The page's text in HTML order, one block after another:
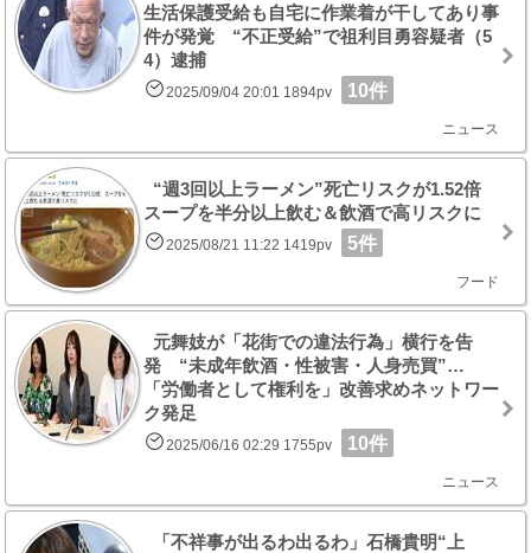
生活保護受給も自宅に作業着が干してあり事
件が発覚 “不正受給”で祖利目勇容疑者（5
4）逮捕
2025/09/04 20:01 1894pv 10件
ニュース
“週3回以上ラーメン”死亡リスクが1.52倍
スープを半分以上飲む＆飲酒で高リスクに
2025/08/21 11:22 1419pv 5件
フード
元舞妓が「花街での違法行為」横行を告
発 “未成年飲酒・性被害・人身売買”…
「労働者として権利を」改善求めネットワー
ク発足
2025/06/16 02:29 1755pv 10件
ニュース
「不祥事が出るわ出るわ」石橋貴明“上